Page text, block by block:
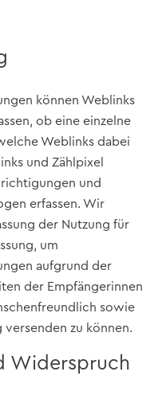
können Weblinks
ob eine einzelne
Weblinks dabei
und Zählpixel
und
erfassen. Wir
der Nutzung für
um
aufgrund der
der Empfängerinnen
sowie
versenden zu können.
Widerspruch